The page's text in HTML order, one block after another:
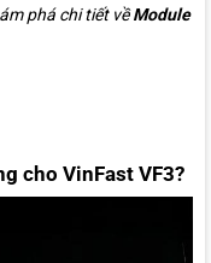
phá chi tiết vềModule
cho VinFast VF3?